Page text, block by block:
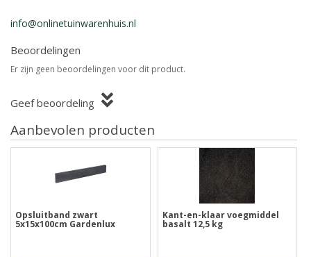
info@onlinetuinwarenhuis.nl
Beoordelingen
Er zijn geen beoordelingen voor dit product.
Geef beoordeling
Aanbevolen producten
Opsluitband zwart
5x15x100cm Gardenlux
Kant-en-klaar voegmiddel
basalt 12,5 kg